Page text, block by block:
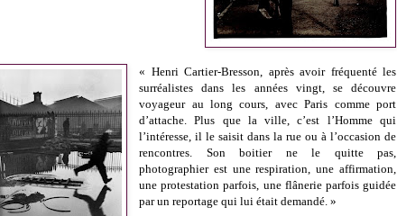
« Henri Cartier-Bresson, après avoir fréquenté les
surréalistes dans les années vingt, se découvre
voyageur au long cours, avec Paris comme port
d’attache. Plus que la ville, c’est l’Homme qui
l’intéresse, il le saisit dans la rue ou à l’occasion de
rencontres. Son boitier ne le quitte pas,
photographier est une respiration, une affirmation,
une protestation parfois, une flânerie parfois guidée
par un reportage qui lui était demandé. »